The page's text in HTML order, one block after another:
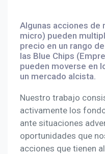
Algunas acciones de
micro) pueden
precio en un rango
las Blue Chips
pueden moverse en
un mercado alcista.
Nuestro trabajo
activamente los
ante situaciones
oportunidades que
acciones que tienen